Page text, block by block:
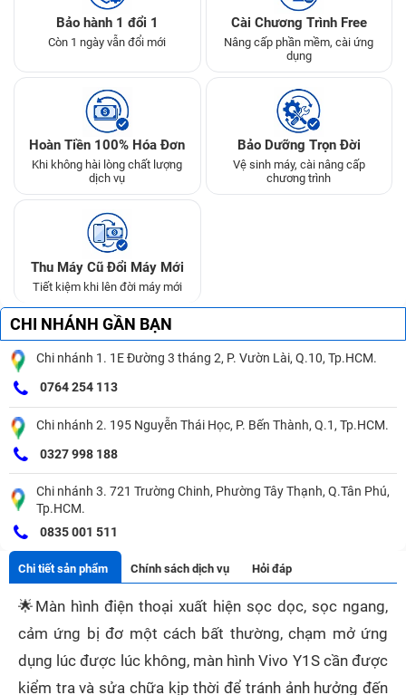
Bảo hành 1 đổi 1
Còn 1 ngày vẫn đổi mới
Cài Chương Trình Free
Nâng cấp phần mềm, cài ứng
dụng
Hoàn Tiền 100% Hóa Đơn
Khi không hài lòng chất lượng
dịch vụ
Bảo Dưỡng Trọn Đời
Vệ sinh máy, cài nâng cấp
chương trình
Thu Máy Cũ Đổi Máy Mới
Tiết kiệm khi lên đời máy mới
CHI NHÁNH GẦN BẠN
Chi nhánh 1. 1E Đường 3 tháng 2, P. Vườn Lài, Q.10, Tp.HCM.
0764 254 113
Chi nhánh 2. 195 Nguyễn Thái Học, P. Bến Thành, Q.1, Tp.HCM.
0327 998 188
Chi nhánh 3. 721 Trường Chinh, Phường Tây Thạnh, Q.Tân Phú,
Tp.HCM.
0835 001 511
Chi tiết sản phẩm Chính sách dịch vụ Hỏi đáp
🌟 Màn hình điện thoại xuất hiện sọc dọc, sọc ngang,
cảm ứng bị đơ một cách bất thường, chạm mở ứng
dụng lúc được lúc không, màn hình Vivo Y1S cần được
kiểm tra và sửa chữa kịp thời để tránh ảnh hưởng đến